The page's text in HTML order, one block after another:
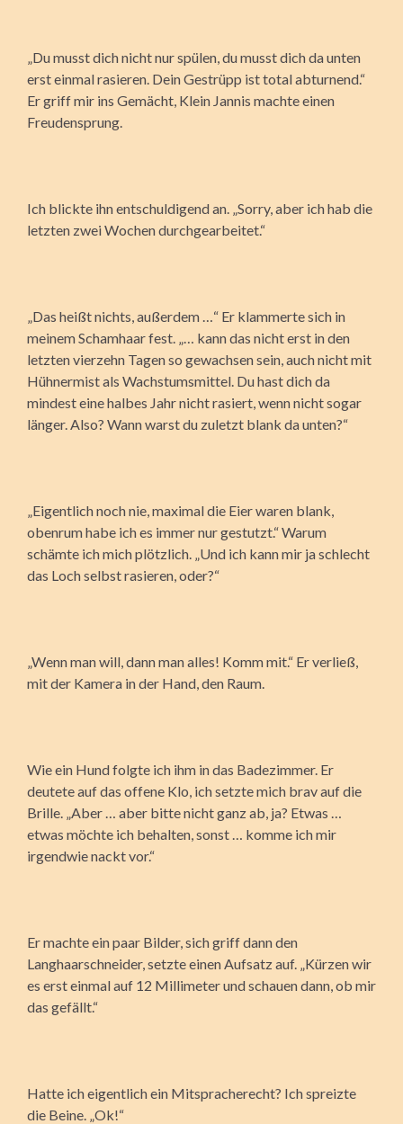
„Du musst dich nicht nur spülen, du musst dich da unten
erst einmal rasieren. Dein Gestrüpp ist total abturnend.“
Er griff mir ins Gemächt, Klein Jannis machte einen
Freudensprung.
Ich blickte ihn entschuldigend an. „Sorry, aber ich hab die
letzten zwei Wochen durchgearbeitet.“
„Das heißt nichts, außerdem …“ Er klammerte sich in
meinem Schamhaar fest. „… kann das nicht erst in den
letzten vierzehn Tagen so gewachsen sein, auch nicht mit
Hühnermist als Wachstumsmittel. Du hast dich da
mindest eine halbes Jahr nicht rasiert, wenn nicht sogar
länger. Also? Wann warst du zuletzt blank da unten?“
„Eigentlich noch nie, maximal die Eier waren blank,
obenrum habe ich es immer nur gestutzt.“ Warum
schämte ich mich plötzlich. „Und ich kann mir ja schlecht
das Loch selbst rasieren, oder?“
„Wenn man will, dann man alles! Komm mit.“ Er verließ,
mit der Kamera in der Hand, den Raum.
Wie ein Hund folgte ich ihm in das Badezimmer. Er
deutete auf das offene Klo, ich setzte mich brav auf die
Brille. „Aber … aber bitte nicht ganz ab, ja? Etwas …
etwas möchte ich behalten, sonst … komme ich mir
irgendwie nackt vor.“
Er machte ein paar Bilder, sich griff dann den
Langhaarschneider, setzte einen Aufsatz auf. „Kürzen wir
es erst einmal auf 12 Millimeter und schauen dann, ob mir
das gefällt.“
Hatte ich eigentlich ein Mitspracherecht? Ich spreizte
die Beine. „Ok!“